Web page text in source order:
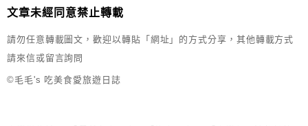
文章未經同意禁止轉載
請勿任意轉載圖文，歡迎以轉貼「網址」的方式分享，其他轉載方式
請來信或留言詢問
©毛毛's 吃美食愛旅遊日誌